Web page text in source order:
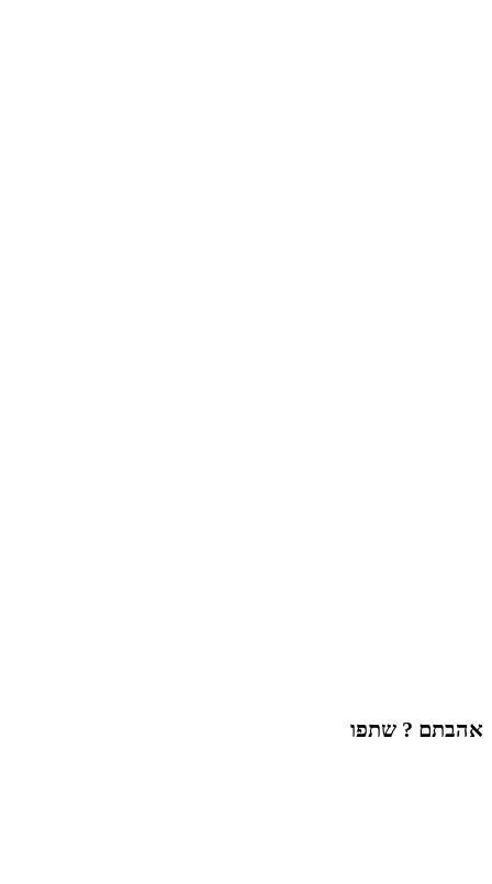
אהבתם ? שתפו